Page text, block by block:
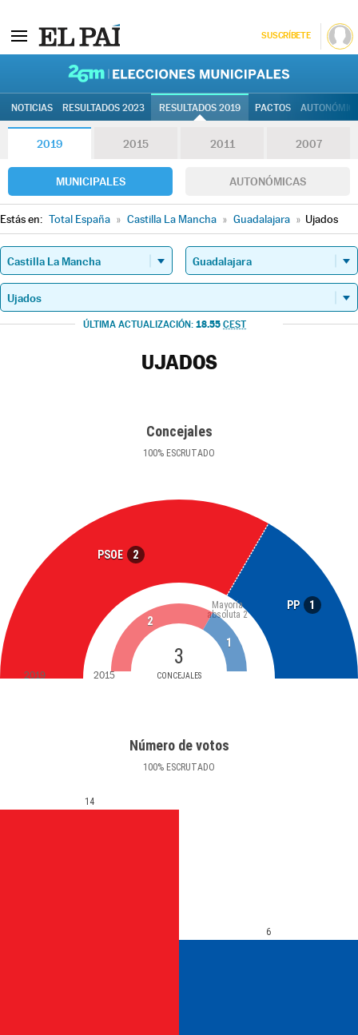
SUSCRÍBETE
NOTICIAS RESULTADOS 2023 RESULTADOS 2019 PACTOS
2019 2015 2011 2007
MUNICIPALES AUTONÓMICAS
Estás en: Total España » Castilla La Mancha » Guadalajara » Ujados
ÚLTIMA ACTUALIZACIÓN: 18.55 CEST
UJADOS
Concejales
100% ESCRUTADO
PSOE 2
PP 1
3
CONCEJALES
Mayoría
absoluta 2
2
1
2019 2015
Número de votos
100% ESCRUTADO
14
6